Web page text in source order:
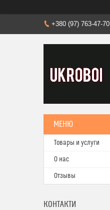
+380 (97) 763-47-70
Товары и услуги
О нас
Отзывы
КОНТАКТИ